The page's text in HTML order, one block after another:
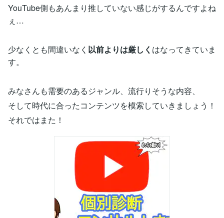
YouTube側もあんまり推していない感じがするんですよね
ぇ…
少なくとも間違いなく 以前よりは厳しく はなってきていま
す。
みなさんも需要のあるジャンル、流行りそうな内容、
そして時代に合ったコンテンツを模索していきましょう！
それではまた！